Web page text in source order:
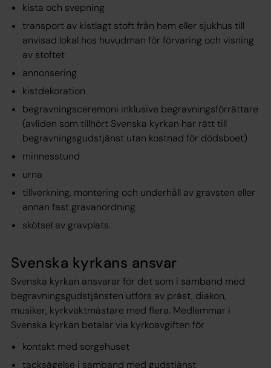
kista och svepning
transport av kistlagt stoft från hem eller sjukhus till
anvisad lokal hos huvudman för förvaring och visning
av stoftet
annonsering
kistdekoration
begravningsceremoni inklusive begravningsförrättare
(avliden som tillhört Svenska kyrkan har rätt till
begravningsgudstjänst utan kostnad för dödsboet)
minnesstund
urna
tillverkning, montering och underhåll av gravsten eller
annan fast gravanordning
skötsel av gravplats.
Svenska kyrkans ansvar
Svenska kyrkan ansvarar för det som i samband med
begravningsgudstjänsten utförs av präst, diakon,
musiker, kyrkvaktmästare med flera. Medlemmar i
Svenska kyrkan betalar via kyrkoavgiften för
kontakt med sorgehuset
tacksägelse i samband med gudstjänst